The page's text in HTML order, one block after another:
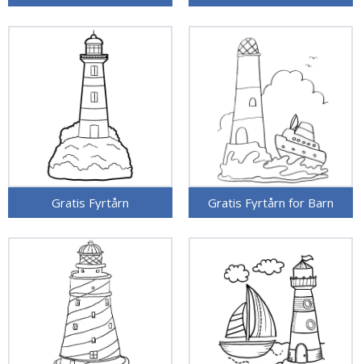
Gratis Fyrtårn Gratis Fyrtårn for Barn